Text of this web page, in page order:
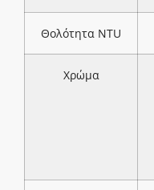
Θολότητα NTU
Χρώμα